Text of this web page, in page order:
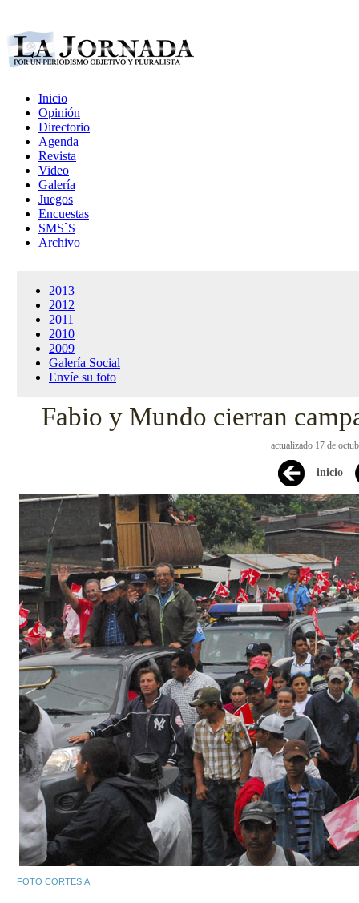
Inicio
Opinión
Directorio
Agenda
Revista
Video
Galería
Juegos
Encuestas
SMS`S
Archivo
2013
2012
2011
2010
2009
Galería Social
Envíe su foto
Fabio y Mundo cierran
actualizado 17 de
inicio
FOTO CORTESIA